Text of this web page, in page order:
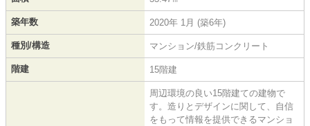
築年数 2020年 1月 (築6年)
種別/構造 マンション/鉄筋コンクリート
階建 15階建
周辺環境の良い15階建ての建物で
す。造りとデザインに関して、自信
をもって情報を提供できるマンショ